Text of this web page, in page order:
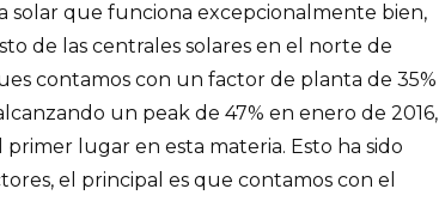
solar que funciona excepcionalmente bien,
de las centrales solares en el norte de
contamos con un factor de planta de 35%
un peak de 47% en enero de 2016,
primer lugar en esta materia. Esto ha sido
el principal es que contamos con el